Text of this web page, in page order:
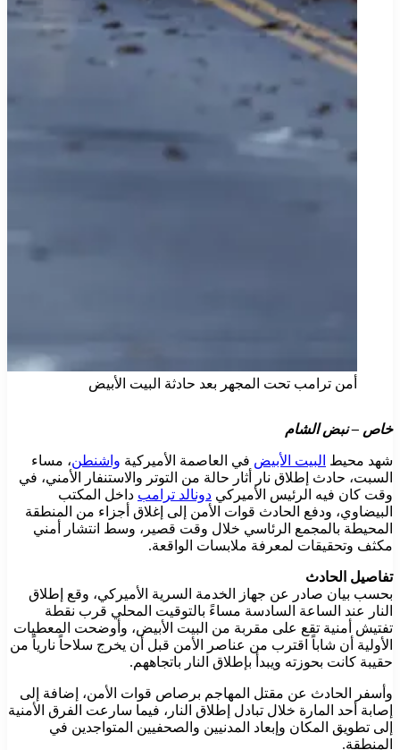
أمن ترامب تحت المجهر بعد حادثة البيت الأبيض
خاص – نبض الشام
شهد محيط البيت الأبيض في العاصمة الأميركية واشنطن، مساء
السبت، حادث إطلاق نار أثار حالة من التوتر والاستنفار الأمني، في
وقت كان فيه الرئيس الأميركي دونالد ترامب داخل المكتب
البيضاوي، ودفع الحادث قوات الأمن إلى إغلاق أجزاء من المنطقة
المحيطة بالمجمع الرئاسي خلال وقت قصير، وسط انتشار أمني
مكثف وتحقيقات لمعرفة ملابسات الواقعة.
تفاصيل الحادث
بحسب بيان صادر عن جهاز الخدمة السرية الأميركي، وقع إطلاق
النار عند الساعة السادسة مساءً بالتوقيت المحلي قرب نقطة
تفتيش أمنية تقع على مقربة من البيت الأبيض، وأوضحت المعطيات
الأولية أن شاباً اقترب من عناصر الأمن قبل أن يخرج سلاحاً نارياً من
حقيبة كانت بحوزته ويبدأ بإطلاق النار باتجاههم.
وأسفر الحادث عن مقتل المهاجم برصاص قوات الأمن، إضافة إلى
إصابة أحد المارة خلال تبادل إطلاق النار، فيما سارعت الفرق الأمنية
إلى تطويق المكان وإبعاد المدنيين والصحفيين المتواجدين في
المنطقة.